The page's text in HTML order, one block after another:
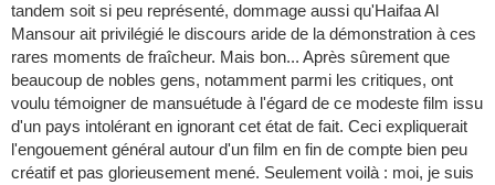
tandem soit si peu représenté, dommage aussi qu'Haifaa Al
Mansour ait privilégié le discours aride de la démonstration à ces
rares moments de fraîcheur. Mais bon... Après sûrement que
beaucoup de nobles gens, notamment parmi les critiques, ont
voulu témoigner de mansuétude à l'égard de ce modeste film issu
d'un pays intolérant en ignorant cet état de fait. Ceci expliquerait
l'engouement général autour d'un film en fin de compte bien peu
créatif et pas glorieusement mené. Seulement voilà : moi, je suis